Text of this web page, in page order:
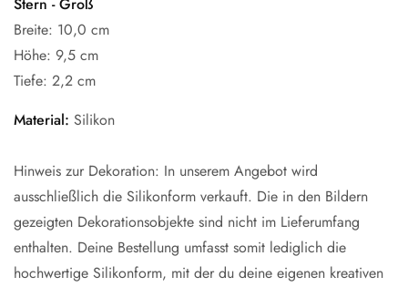
Breite: 10,0 cm
Höhe: 9,5 cm
Tiefe: 2,2 cm
Material: Silikon
Hinweis zur Dekoration: In unserem Angebot wird
ausschließlich die Silikonform verkauft. Die in den Bildern
gezeigten Dekorationsobjekte sind nicht im Lieferumfang
enthalten. Deine Bestellung umfasst somit lediglich die
hochwertige Silikonform, mit der du deine eigenen kreativen